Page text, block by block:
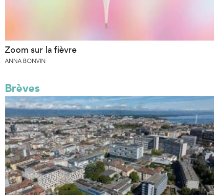
Zoom sur la fièvre
ANNA BONVIN
Brèves